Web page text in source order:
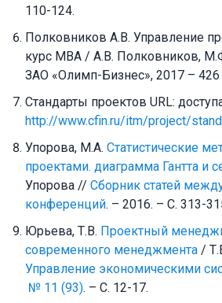
110-124.
Полковников А.В. Управление
курс МВА / А.В. Полковников,
ЗАО «Олимп-Бизнес», 2017 – 426
Стандарты проектов URL:
http://www.cfin.ru/itm/project/
Упорова, М.А. Статистические
проектами. диаграмма Гантта и
Упорова // Сборник статей
конференций. – 2016. – С. 313-
Юрьева, Т.В. Проектный
современного менеджмента /
Управление экономическими
№ 11 (93). – С. 12-17.